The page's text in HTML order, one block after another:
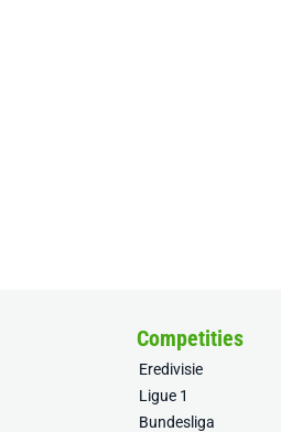
Competities
Eredivisie
Ligue 1
Bundesliga